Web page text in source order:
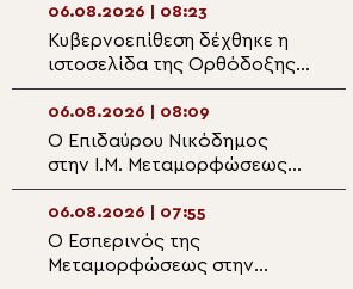
06.08.2026 | 08:23
Κυβερνοεπίθεση δέχθηκε η
ιστοσελίδα της Ορθόδοξης
Κοινότητας στη Λιθουανία
06.08.2026 | 08:09
Ο Επιδαύρου Νικόδημος
στην Ι.Μ. Μεταμορφώσεως
Καμένων Βούρλων
06.08.2026 | 07:55
Ο Εσπερινός της
Μεταμορφώσεως στην